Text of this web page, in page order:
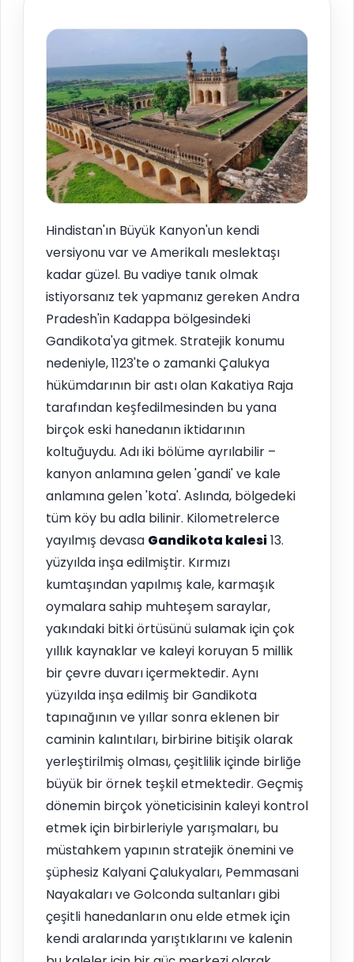
Hindistan'ın Büyük Kanyon'un kendi
versiyonu var ve Amerikalı meslektaşı
kadar güzel. Bu vadiye tanık olmak
istiyorsanız tek yapmanız gereken Andra
Pradesh'in Kadappa bölgesindeki
Gandikota'ya gitmek. Stratejik konumu
nedeniyle, 1123'te o zamanki Çalukya
hükümdarının bir astı olan Kakatiya Raja
tarafından keşfedilmesinden bu yana
birçok eski hanedanın iktidarının
koltuğuydu. Adı iki bölüme ayrılabilir –
kanyon anlamına gelen 'gandi' ve kale
anlamına gelen 'kota'. Aslında, bölgedeki
tüm köy bu adla bilinir. Kilometrelerce
yayılmış devasa Gandikota kalesi13.
yüzyılda inşa edilmiştir. Kırmızı
kumtaşından yapılmış kale, karmaşık
oymalara sahip muhteşem saraylar,
yakındaki bitki örtüsünü sulamak için çok
yıllık kaynaklar ve kaleyi koruyan 5 millik
bir çevre duvarı içermektedir. Aynı
yüzyılda inşa edilmiş bir Gandikota
tapınağının ve yıllar sonra eklenen bir
caminin kalıntıları, birbirine bitişik olarak
yerleştirilmiş olması, çeşitlilik içinde birliğe
büyük bir örnek teşkil etmektedir. Geçmiş
dönemin birçok yöneticisinin kaleyi kontrol
etmek için birbirleriyle yarışmaları, bu
müstahkem yapının stratejik önemini ve
şüphesiz Kalyani Çalukyaları, Pemmasani
Nayakaları ve Golconda sultanları gibi
çeşitli hanedanların onu elde etmek için
kendi aralarında yarıştıklarını ve kalenin